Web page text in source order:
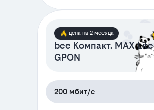
цена на 2 месяца
bee Компакт. MAX Lite
GPON
200 мбит/с